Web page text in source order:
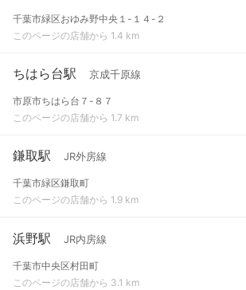
千葉市緑区おゆみ野中央１-１４-２
このページの店舗から 1.4 km
ちはら台駅 京成千原線
市原市ちはら台７-８７
このページの店舗から 1.7 km
鎌取駅 JR外房線
千葉市緑区鎌取町
このページの店舗から 1.9 km
浜野駅 JR内房線
千葉市中央区村田町
このページの店舗から 3.1 km